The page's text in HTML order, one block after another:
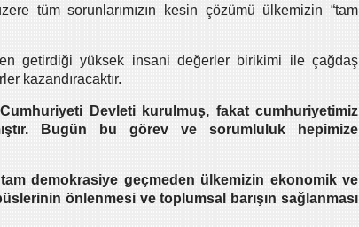
tüm sorunlarımızın kesin çözümü ülkemizin “tam
getirdiği yüksek insani değerler birikimi ile çağdaş
kazandıracaktır.
Cumhuriyeti Devleti kurulmuş, fakat cumhuriyetimiz
Bugün bu görev ve sorumluluk hepimize
demokrasiye geçmeden ülkemizin ekonomik ve
önlenmesi ve toplumsal barışın sağlanması